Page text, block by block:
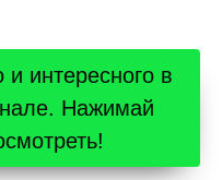
интересного в
Нажимай